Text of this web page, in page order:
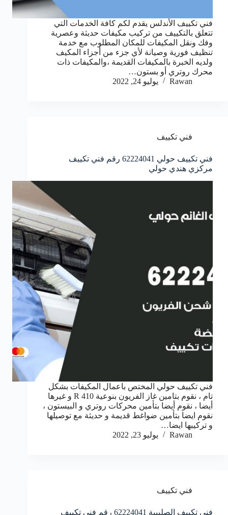
فني تكييف الأندلس يقدم لكم كافة الخدمات التي
تتعلق بالتكييف من تركيب مكيفات حديثة وعصرية
وفك ونقل المكيفات للمكان المطلوب مع خدمة
تنظيف فورية وصيانة لأي جزء من أجزاء المكيف
ولديه الخبرة بالمكيفات القديمة ،والمكيفات ذات
محرك روتري أو بستون…
Rawan
يوليو 24, 2022
فني تكييف
فني تكييف حولي 62224041 رقم فني تكييف
مركزي هندي حولي
فني تكييف حولي المختص باعمال المكيفات بشكل
تام ، نقوم بتامين غاز الفريون بنوعية R 410 و غيرها
أيضا ، نقوم أيضا بتأمين محركات روتري و البيستون ،
نقوم ايضا بتأمين ضواغط قديمة و حديثة مع توصيلها
و تركيبها ايضا…
Rawan
يوليو 23, 2022
فني تكييف
فني تكييف الصليبية 62224041 رقم فني تكييف